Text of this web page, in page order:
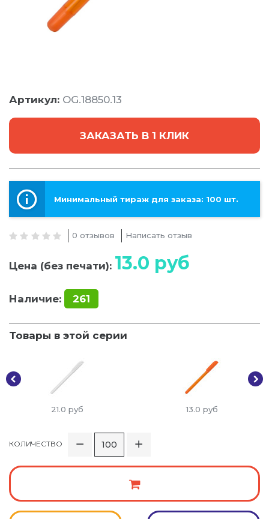
Артикул: OG.18850.13
ЗАКАЗАТЬ В 1 КЛИК
Минимальный тираж для заказа: 100 шт.
0 отзывов Написать отзыв
Цена (без печати): 13.0 руб
Наличие: 261
Товары в этой серии
21.0 руб 13.0 руб
КОЛИЧЕСТВО